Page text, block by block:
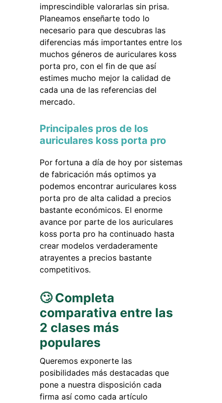
imprescindible valorarlas sin prisa.
Planeamos enseñarte todo lo
necesario para que descubras las
diferencias más importantes entre los
muchos géneros de auriculares koss
porta pro, con el fin de que así
estimes mucho mejor la calidad de
cada una de las referencias del
mercado.
Principales pros de los
auriculares koss porta pro
Por fortuna a día de hoy por sistemas
de fabricación más optimos ya
podemos encontrar auriculares koss
porta pro de alta calidad a precios
bastante económicos. El enorme
avance por parte de los auriculares
koss porta pro ha continuado hasta
crear modelos verdaderamente
atrayentes a precios bastante
competitivos.
🙄 Completa
comparativa entre las
2 clases más
populares
Queremos exponerte las
posibilidades más destacadas que
pone a nuestra disposición cada
firma así como cada artículo